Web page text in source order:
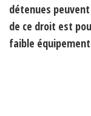
détenues
de ce droit est
faible